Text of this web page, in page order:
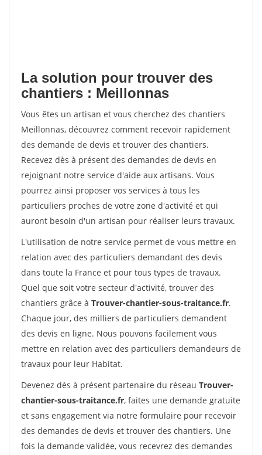
La solution pour trouver des
chantiers : Meillonnas
Vous êtes un artisan et vous cherchez des chantiers
Meillonnas, découvrez comment recevoir rapidement
des demande de devis et trouver des chantiers.
Recevez dès à présent des demandes de devis en
rejoignant notre service d'aide aux artisans. Vous
pourrez ainsi proposer vos services à tous les
particuliers proches de votre zone d'activité et qui
auront besoin d'un artisan pour réaliser leurs travaux.
L'utilisation de notre service permet de vous mettre en
relation avec des particuliers demandant des devis
dans toute la France et pour tous types de travaux.
Quel que soit votre secteur d'activité, trouver des
chantiers grâce à Trouver-chantier-sous-traitance.fr.
Chaque jour, des milliers de particuliers demandent
des devis en ligne. Nous pouvons facilement vous
mettre en relation avec des particuliers demandeurs de
travaux pour leur Habitat.
Devenez dès à présent partenaire du réseau Trouver-
chantier-sous-traitance.fr, faites une demande gratuite
et sans engagement via notre formulaire pour recevoir
des demandes de devis et trouver des chantiers. Une
fois la demande validée, vous recevrez des demandes